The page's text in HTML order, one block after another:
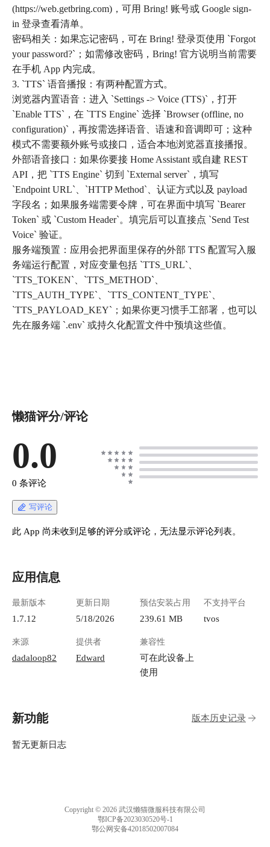
(https://web.getbring.com)，可用 Bring! 账号或 Google sign-
in 登录查看清单。
密码相关：如果忘记密码，可在 Bring! 登录页使用 `Forgot
your password?`；如需修改密码，Bring! 官方说明当前需要
在手机 App 内完成。
3. `TTS` 语音播报：有两种配置方式。
浏览器内置语音：进入 `Settings -> Voice (TTS)`，打开
`Enable TTS`，在 `TTS Engine` 选择 `Browser (offline, no
configuration)`，再按需选择语音、语速和音调即可；这种
模式不需要额外账号或接口，适合本地浏览器直接播报。
外部语音接口：如果你要接 Home Assistant 或自建 REST
API，把 `TTS Engine` 切到 `External server`，填写
`Endpoint URL`、`HTTP Method`、认证方式以及 payload
字段名；如果服务端需要令牌，可在界面中填写 `Bearer
Token` 或 `Custom Header`。填完后可以直接点 `Send Test
Voice` 验证。
服务端预置：应用会把界面里保存的外部 TTS 配置写入服
务端运行配置，对应变量包括 `TTS_URL`、
`TTS_TOKEN`、`TTS_METHOD`、
`TTS_AUTH_TYPE`、`TTS_CONTENT_TYPE`、
`TTS_PAYLOAD_KEY`；如果你更习惯手工部署，也可以
先在服务端 `.env` 或持久化配置文件中预填这些值。
懒猫评分/评论
0.0
0 条评论
写评论
此 App 尚未收到足够的评分或评论，无法显示评论列表。
应用信息
最新版本
1.7.12
更新日期
5/18/2026
预估安装占用
239.61 MB
不支持平台
tvos
来源
dadaloop82
提供者
Edward
兼容性
可在此设备上
使用
新功能 版本历史记录
暂无更新日志
Copyright © 2026 武汉懒猫微服科技有限公司
鄂ICP备2023030520号-1
鄂公网安备42018502007084